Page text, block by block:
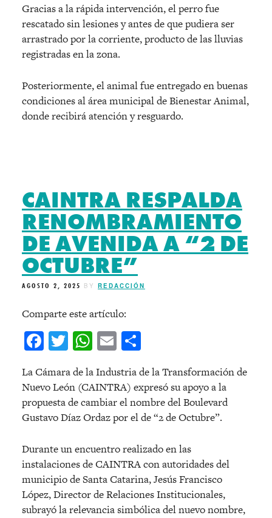
Gracias a la rápida intervención, el perro fue
rescatado sin lesiones y antes de que pudiera ser
arrastrado por la corriente, producto de las lluvias
registradas en la zona.
Posteriormente, el animal fue entregado en buenas
condiciones al área municipal de Bienestar Animal,
donde recibirá atención y resguardo.
CAINTRA RESPALDA
RENOMBRAMIENTO
DE AVENIDA A “2 DE
OCTUBRE”
AGOSTO 2, 2025 BY REDACCIÓN
Comparte este artículo:
Facebook
Twitter
WhatsApp
Email
La Cámara de la Industria de la Transformación de
Nuevo León (CAINTRA) expresó su apoyo a la
propuesta de cambiar el nombre del Boulevard
Gustavo Díaz Ordaz por el de “2 de Octubre”.
Durante un encuentro realizado en las
instalaciones de CAINTRA con autoridades del
municipio de Santa Catarina, Jesús Francisco
López, Director de Relaciones Institucionales,
subrayó la relevancia simbólica del nuevo nombre,